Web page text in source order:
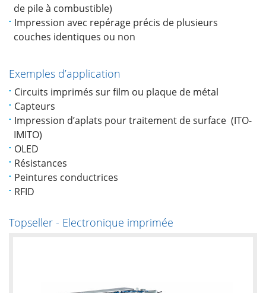
de pile à combustible)
Impression avec repérage précis de plusieurs
couches identiques ou non
Exemples d’application
Circuits imprimés sur film ou plaque de métal
Capteurs
Impression d’aplats pour traitement de surface (ITO-
IMITO)
OLED
Résistances
Peintures conductrices
RFID
Topseller - Electronique imprimée